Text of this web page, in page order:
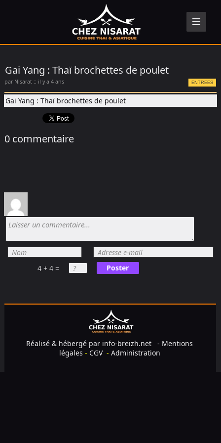
Gai Yang : Thaï brochettes de poulet
par Nisarat :: il y a 4 ans ENTREES
Gai Yang : Thaï brochettes de poulet
0 commentaire
4 + 4 = Poster
Réalisé & hébergé par info-breizh.net - Mentions
légales - CGV- Administration